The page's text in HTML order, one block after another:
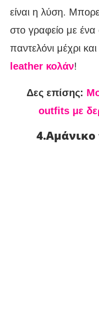
είναι η λύση.
στο γραφείο με
παντελόνι μέχρι
leather κολάν!
Δες επίσης:
outfits με